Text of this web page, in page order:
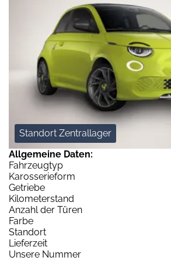
Standort Zentrallager
Allgemeine Daten:
Fahrzeugtyp
Karosserieform
Getriebe
Kilometerstand
Anzahl der Türen
Farbe
Standort
Lieferzeit
Unsere Nummer